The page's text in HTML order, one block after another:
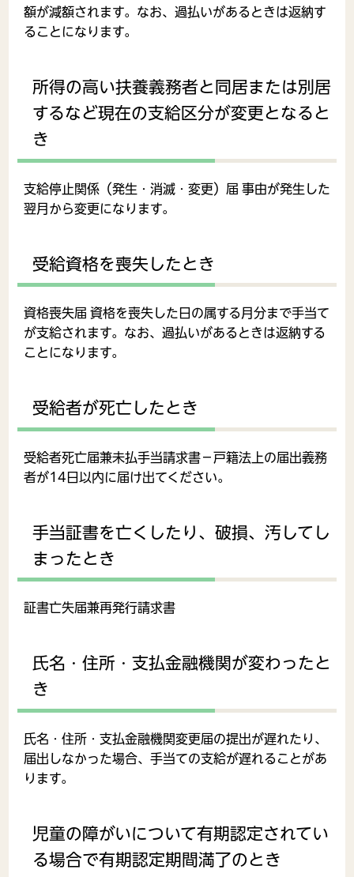
額が減額されます。なお、過払いがあるときは返納す
ることになります。
所得の高い扶養義務者と同居または別居
するなど現在の支給区分が変更となると
き
支給停止関係（発生・消滅・変更）届 事由が発生した
翌月から変更になります。
受給資格を喪失したとき
資格喪失届 資格を喪失した日の属する月分まで手当て
が支給されます。なお、過払いがあるときは返納する
ことになります。
受給者が死亡したとき
受給者死亡届兼未払手当請求書－戸籍法上の届出義務
者が14日以内に届け出てください。
手当証書を亡くしたり、破損、汚してし
まったとき
証書亡失届兼再発行請求書
氏名・住所・支払金融機関が変わったと
き
氏名・住所・支払金融機関変更届の提出が遅れたり、
届出しなかった場合、手当ての支給が遅れることがあ
ります。
児童の障がいについて有期認定されてい
る場合で有期認定期間満了のとき